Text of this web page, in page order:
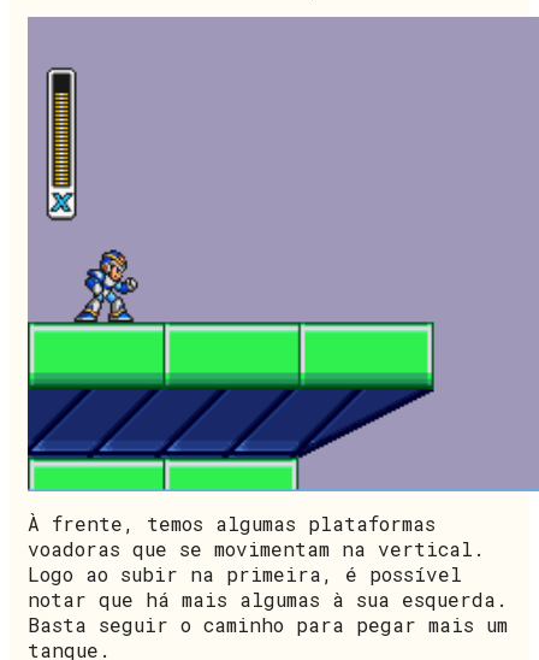
À frente, temos algumas plataformas
voadoras que se movimentam na vertical.
Logo ao subir na primeira, é possível
notar que há mais algumas à sua esquerda.
Basta seguir o caminho para pegar mais um
tanque.